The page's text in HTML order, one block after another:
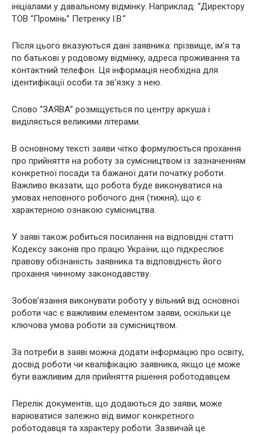
ініціалами у давальному відмінку. Наприклад: “Директору
ТОВ “Промінь” Петренку І.В.”
Після цього вказуються дані заявника: прізвище, ім’я та
по батькові у родовому відмінку, адреса проживання та
контактний телефон. Ця інформація необхідна для
ідентифікації особи та зв’язку з нею.
Слово “ЗАЯВА” розміщується по центру аркуша і
виділяється великими літерами.
В основному тексті заяви чітко формулюється прохання
про прийняття на роботу за сумісництвом із зазначенням
конкретної посади та бажаної дати початку роботи.
Важливо вказати, що робота буде виконуватися на
умовах неповного робочого дня (тижня), що є
характерною ознакою сумісництва.
У заяві також робиться посилання на відповідні статті
Кодексу законів про працю України, що підкреслює
правову обізнаність заявника та відповідність його
прохання чинному законодавству.
Зобов’язання виконувати роботу у вільний від основної
роботи час є важливим елементом заяви, оскільки це
ключова умова роботи за сумісництвом.
За потреби в заяві можна додати інформацію про освіту,
досвід роботи чи кваліфікацію заявника, якщо це може
бути важливим для прийняття рішення роботодавцем.
Перелік документів, що додаються до заяви, може
варіюватися залежно від вимог конкретного
роботодавця та характеру роботи. Зазвичай це